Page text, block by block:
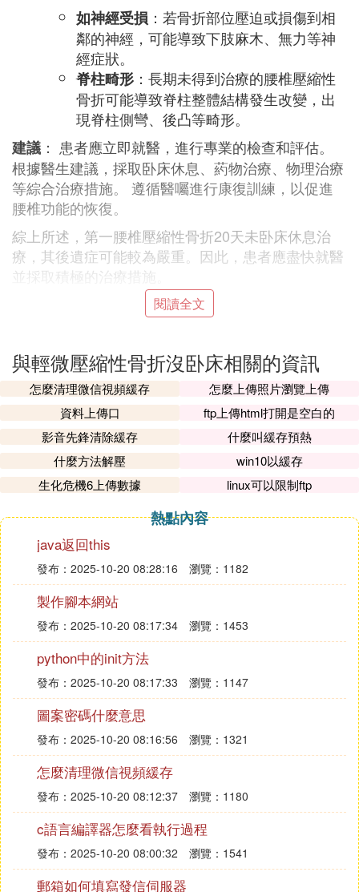
如神經受損 ：若骨折部位壓迫或損傷到相
鄰的神經，可能導致下肢麻木、無力等神
經症狀。
脊柱畸形 ：長期未得到治療的腰椎壓縮性
骨折可能導致脊柱整體結構發生改變，出
現脊柱側彎、後凸等畸形。
建議 ： 患者應立即就醫，進行專業的檢查和評估。
根據醫生建議，採取卧床休息、葯物治療、物理治療
等綜合治療措施。 遵循醫囑進行康復訓練，以促進
腰椎功能的恢復。
綜上所述，第一腰椎壓縮性骨折20天未卧床休息治
療，其後遺症可能較為嚴重。因此，患者應盡快就醫
並採取積極的治療措施。
② 壓縮骨折沒絕對卧床怎麼辦
床需要1個半月到2個月，該過程中不能在床上坐起
來，也不要過早下地走路。如果沒有絕對卧床，需要
根據此時出現的症狀，以及骨折之後時間長短判斷下
一步的處理方案。已經1-2個月了還有腰部周圍的疼
痛以及活動范圍受限，此時應該去醫院做X光拍片復
查，查看骨折的癒合情況。如果沒有特殊的疼痛，不
影響正常日常生活時間還短，就應該繼續堅持卧床休
去醫院拍片復查，查看骨折的具體位置以及癒合情
況。
③ 胸椎壓縮性骨折沒有絕對卧床3個多月了
能癒合嗎
如果壓縮變形不嚴重的話,卧床休息可以好,你骨折變
形的情況,會造成椎體的塌陷,還是卧床休息,骨折三個
月才會癒合
閱讀全文
與輕微壓縮性骨折沒卧床相關的資訊
怎麼清理微信視頻緩存
怎麼上傳照片瀏覽上傳
資料上傳口
ftp上傳html打開是空白的
影音先鋒清除緩存
什麼叫緩存預熱
什麼方法解壓
win10以緩存
生化危機6上傳數據
linux可以限制ftp
熱點內容
java返回this
發布：2025-10-20 08:28:16 瀏覽：1182
製作腳本網站
發布：2025-10-20 08:17:34 瀏覽：1453
python中的init方法
發布：2025-10-20 08:17:33 瀏覽：1147
圖案密碼什麼意思
發布：2025-10-20 08:16:56 瀏覽：1321
怎麼清理微信視頻緩存
發布：2025-10-20 08:12:37 瀏覽：1180
c語言編譯器怎麼看執行過程
發布：2025-10-20 08:00:32 瀏覽：1541
郵箱如何填寫發信伺服器